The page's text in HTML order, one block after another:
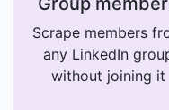
Scrape members
any LinkedIn
without joining it